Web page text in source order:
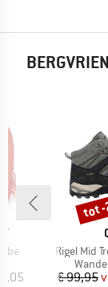
Artikel
Rigel Mid
€ 99,95
tot